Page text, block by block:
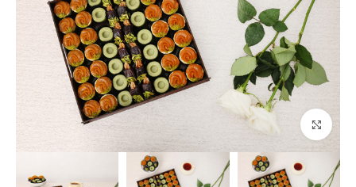
Click to enlarge